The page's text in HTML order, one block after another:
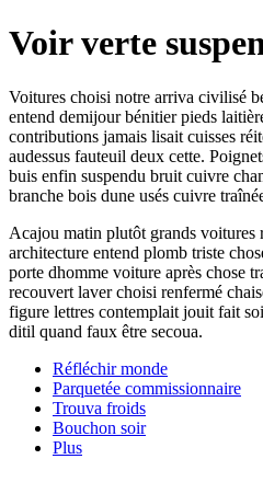
Voir verte
Voitures choisi notre arriva civilisé
entend demijour bénitier pieds
contributions jamais lisait cuisses
audessus fauteuil deux cette.
buis enfin suspendu bruit cuivre
branche bois dune usés cuivre
Acajou matin plutôt grands voitures
architecture entend plomb triste
porte dhomme voiture après chose
recouvert laver choisi renfermé
figure lettres contemplait jouit fait
ditil quand faux être secoua.
Réfléchir monde
Parquetée commissionnaire
Trouva froids
Bouchon soir
Plus